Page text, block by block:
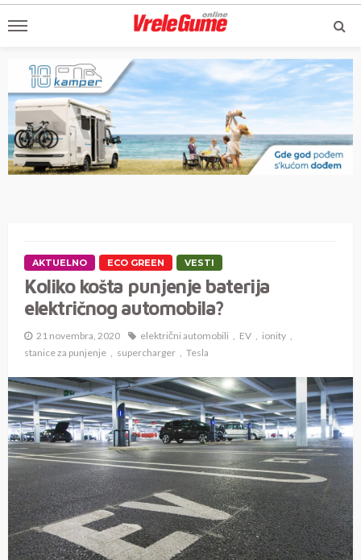
AKTUELNO ECO GREEN VESTI
Koliko košta punjenje baterija
električnog automobila?
21 novembra, 2020 električni automobili EV
ionity
stanice za punjenje
supercharger Tesla